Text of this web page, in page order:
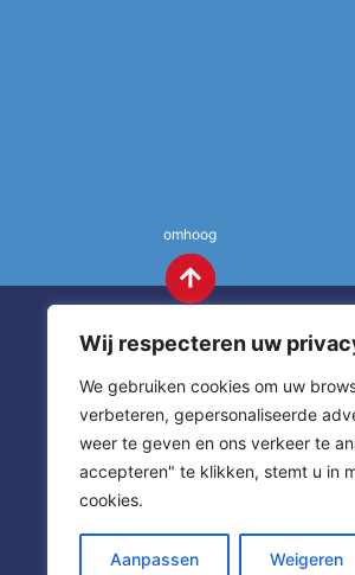
Wij respecteren uw
We gebruiken cookies om uw
verbeteren, gepersonaliseerde
weer te geven en ons verkeer te
accepteren" te klikken, stemt u in
cookies.
Aanpassen Weigeren
omhoog
Contact